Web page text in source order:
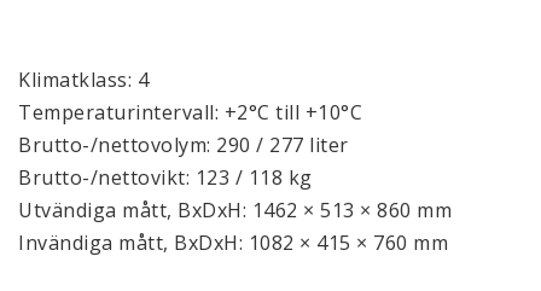
Klimatklass: 4
Temperaturintervall: +2°C till +10°C
Brutto-/nettovolym: 290 / 277 liter
Brutto-/nettovikt: 123 / 118 kg
Utvändiga mått, BxDxH: 1462 × 513 × 860 mm
Invändiga mått, BxDxH: 1082 × 415 × 760 mm